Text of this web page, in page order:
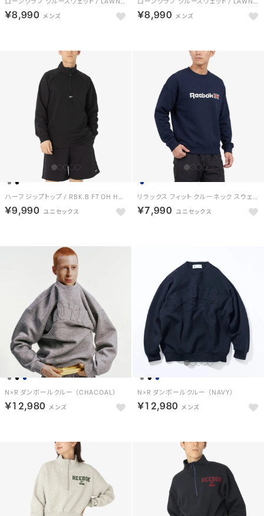
￥8,990 ￥8,990
ハーフ ジップトップ / RBK.B FT OH HALF ZIP （ブラック）
￥9,990
リラックス フィット クルーネック スウェット / UNISEX RELAXED FIT CREW NECK SWEATSHIRT （ネイビー）
￥7,990
N×R ダンボールクルー （CHACOAL）
￥12,980
N×R ダンボールクルー （NAVY）
￥12,980